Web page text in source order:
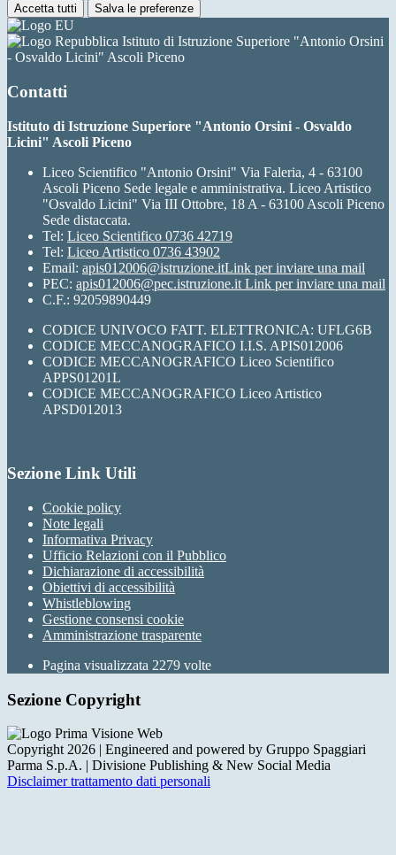
Accetta tutti Salva le preferenze
Istituto di Istruzione Superiore "Antonio Orsini
- Osvaldo Licini" Ascoli Piceno
Contatti
Istituto di Istruzione Superiore "Antonio Orsini - Osvaldo
Licini" Ascoli Piceno
Liceo Scientifico "Antonio Orsini" Via Faleria, 4 - 63100
Ascoli Piceno Sede legale e amministrativa. Liceo Artistico
"Osvaldo Licini" Via III Ottobre, 18 A - 63100 Ascoli Piceno
Sede distaccata.
Tel: Liceo Scientifico 0736 42719
Tel: Liceo Artistico 0736 43902
Email: apis012006@istruzione.itLink per inviare una mail
PEC: apis012006@pec.istruzione.it Link per inviare una mail
C.F.: 92059890449
CODICE UNIVOCO FATT. ELETTRONICA: UFLG6B
CODICE MECCANOGRAFICO I.I.S. APIS012006
CODICE MECCANOGRAFICO Liceo Scientifico
APPS01201L
CODICE MECCANOGRAFICO Liceo Artistico
APSD012013
Sezione Link Utili
Cookie policy
Note legali
Informativa Privacy
Ufficio Relazioni con il Pubblico
Dichiarazione di accessibilità
Obiettivi di accessibilità
Whistleblowing
Gestione consensi cookie
Amministrazione trasparente
Pagina visualizzata 2279 volte
Sezione Copyright
Copyright 2026 | Engineered and powered by Gruppo Spaggiari
Parma S.p.A. | Divisione Publishing & New Social Media
Disclaimer trattamento dati personali